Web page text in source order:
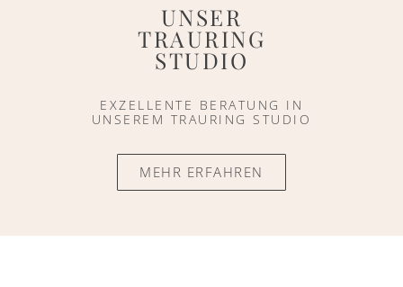
UNSER
TRAURING
STUDIO
EXZELLENTE BERATUNG IN
UNSEREM TRAURING STUDIO
MEHR ERFAHREN